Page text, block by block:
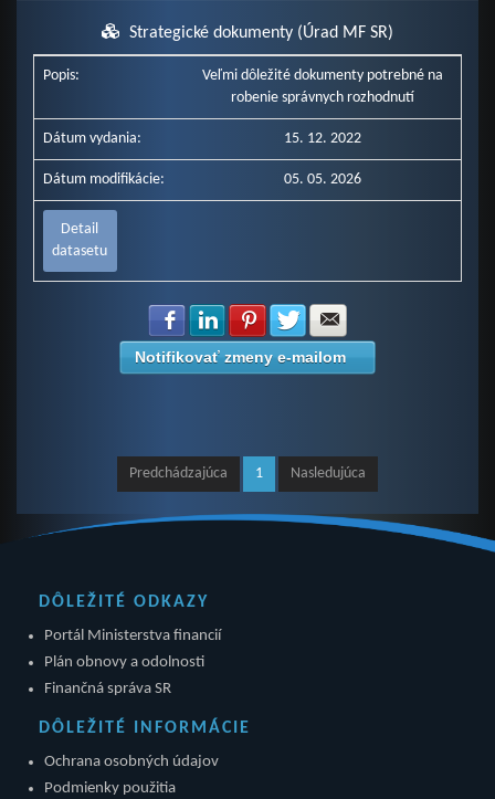
Strategické dokumenty (Úrad MF SR)
Popis:
Veľmi dôležité dokumenty potrebné na
robenie správnych rozhodnutí
Dátum vydania: 15. 12. 2022
Dátum modifikácie: 05. 05. 2026
Detail
datasetu
Zdielať na Facebook
Zdielať na LinkedIn
Zdielať na Pinterest
Zdielať na Twitter
Notifikovať zmeny e-mailom
Predchádzajúca 1 Nasledujúca
DÔLEŽITÉ ODKAZY
Portál Ministerstva financií
Plán obnovy a odolnosti
Finančná správa SR
DÔLEŽITÉ INFORMÁCIE
Ochrana osobných údajov
Podmienky použitia